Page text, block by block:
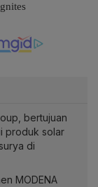
bertujuan
produk solar
di
MODENA